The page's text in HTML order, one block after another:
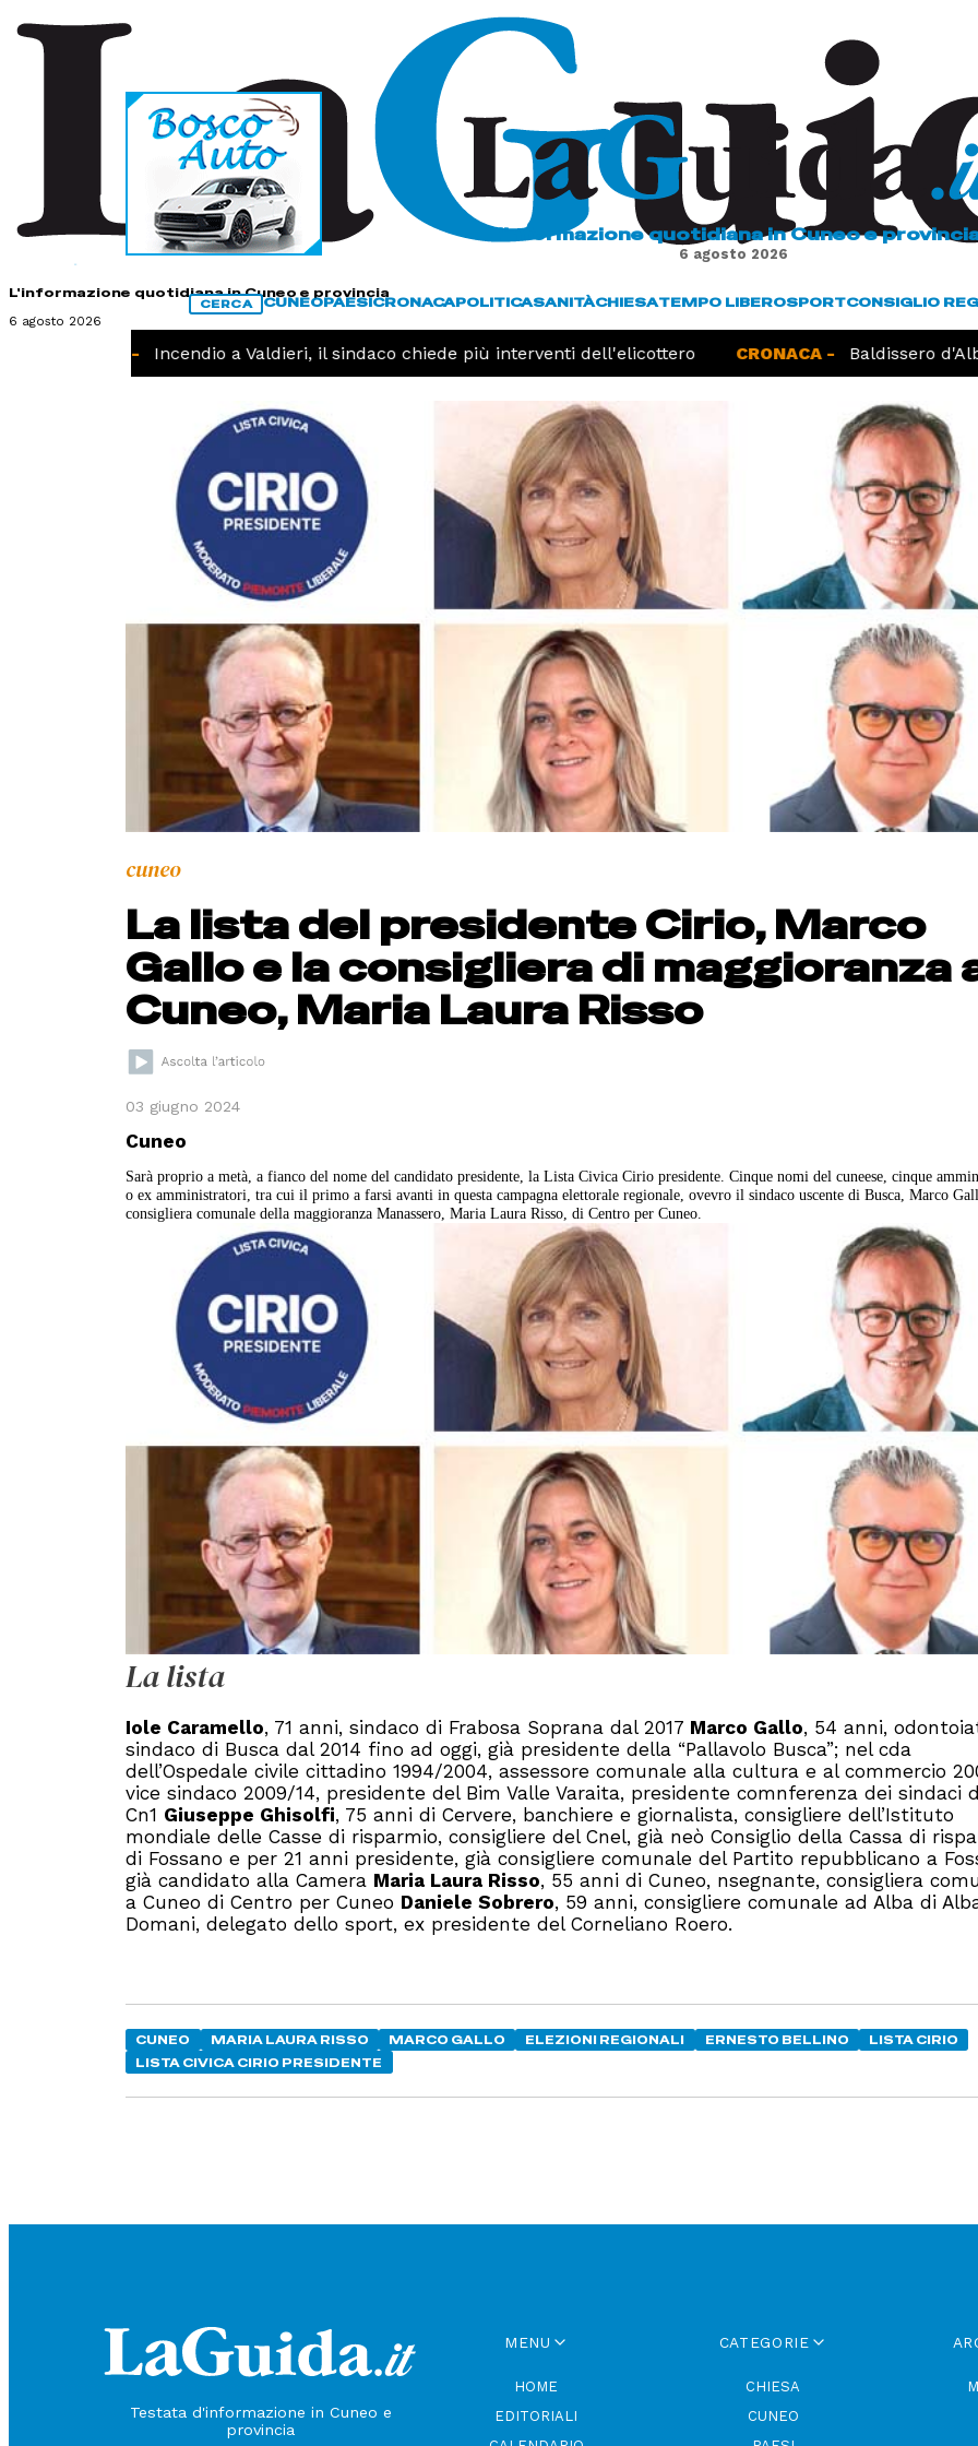
L'informazione quotidiana in Cuneo e provincia
6 agosto 2026
L'informazione quotidiana in Cuneo e
6 agosto 2026
CERCA CUNEOPAESICRONACAPOLITICASANITÀCHIESATEMPO LIBEROSPORTCONSIGLIO
Incendio a Valdieri, il sindaco chiede più interventi dell'elicottero CRONACA - Baldissero
cuneo
La lista del presidente Cirio, Marco
Gallo e la consigliera di maggioranza
Cuneo, Maria Laura Risso
03 giugno 2024
Cuneo
Sarà proprio a metà, a fianco del nome del candidato presidente, la Lista Civica Cirio presidente. Cinque nomi del cuneese, cinque
o ex amministratori, tra cui il primo a farsi avanti in questa campagna elettorale regionale, ovevro il sindaco uscente di Busca, Marco
consigliera comunale della maggioranza Manassero, Maria Laura Risso, di Centro per Cuneo.
La lista
Iole Caramello, 71 anni, sindaco di Frabosa Soprana dal 2017 Marco Gallo, 54 anni,
sindaco di Busca dal 2014 fino ad oggi, già presidente della “Pallavolo Busca”; nel cda
dell’Ospedale civile cittadino 1994/2004, assessore comunale alla cultura e al commercio
vice sindaco 2009/14, presidente del Bim Valle Varaita, presidente comnferenza dei sindaci
Cn1 Giuseppe Ghisolfi, 75 anni di Cervere, banchiere e giornalista, consigliere dell’Istituto
mondiale delle Casse di risparmio, consigliere del Cnel, già neò Consiglio della Cassa di
di Fossano e per 21 anni presidente, già consigliere comunale del Partito repubblicano a
già candidato alla Camera Maria Laura Risso, 55 anni di Cuneo, nsegnante, consigliera
a Cuneo di Centro per Cuneo Daniele Sobrero, 59 anni, consigliere comunale ad Alba di
Domani, delegato dello sport, ex presidente del Corneliano Roero.
CUNEO MARIA LAURA RISSO MARCO GALLO ELEZIONI REGIONALI ERNESTO BELLINO
LISTA CIRIO
LISTA CIVICA CIRIO PRESIDENTE
Testata d'informazione in Cuneo e
provincia
MENU
HOME
EDITORIALI
CATEGORIE
CHIESA
CUNEO